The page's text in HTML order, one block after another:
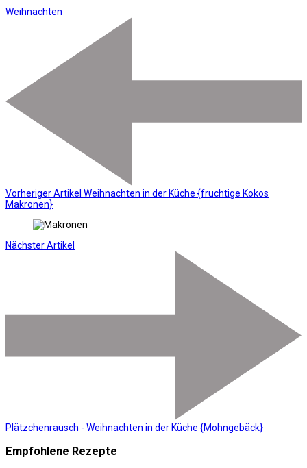
Weihnachten
Vorheriger Artikel Weihnachten in der Küche {fruchtige Kokos
Makronen}
Nächster Artikel
Plätzchenrausch - Weihnachten in der Küche {Mohngebäck}
Empfohlene Rezepte